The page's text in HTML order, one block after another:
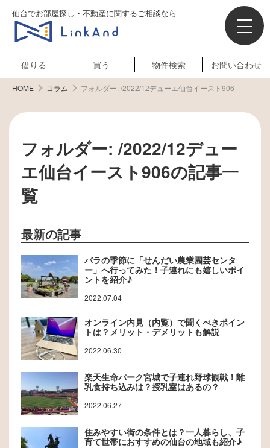
仙台でお部屋探し・不動産に関するご相談なら
借りる 買う 物件検索 お問い合わせ
HOME コラム フォルダー:/2022/12デューエ仙台イースト906
フォルダー:/2022/12デュー
エ仙台イースト906の記事一
覧
最新の記事
バラの季節に「せんだい農業園芸センタ
ー」へ行ってみた！子連れにも嬉しいポイ
ントを紹介♪
2022.07.04
オンライン内見（内覧）で聞くべきポイン
トは？メリット・デメリットも解説
2022.06.30
楽天生命パーク宮城で子連れ野球観戦！離
乳食持ち込みは？授乳室はあるの？
2022.06.27
住みやすい街の条件とは？一人暮らし、子
育て世帯におすすめの仙台の地域も紹介♪